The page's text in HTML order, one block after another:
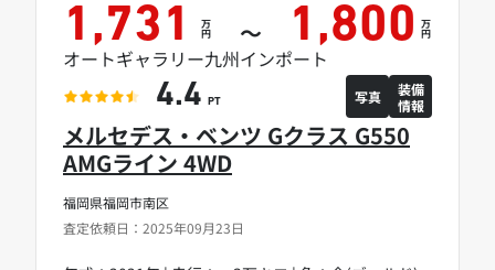
福岡県福岡市南区
査定依頼日：2025年09月23日
メルセデス・ベンツ Gクラス G550
AMGライン 4WD
1,731 万
円 ～ 1,800 万
円
オートギャラリー九州インポート
4.4 PT 写真
装備
情報